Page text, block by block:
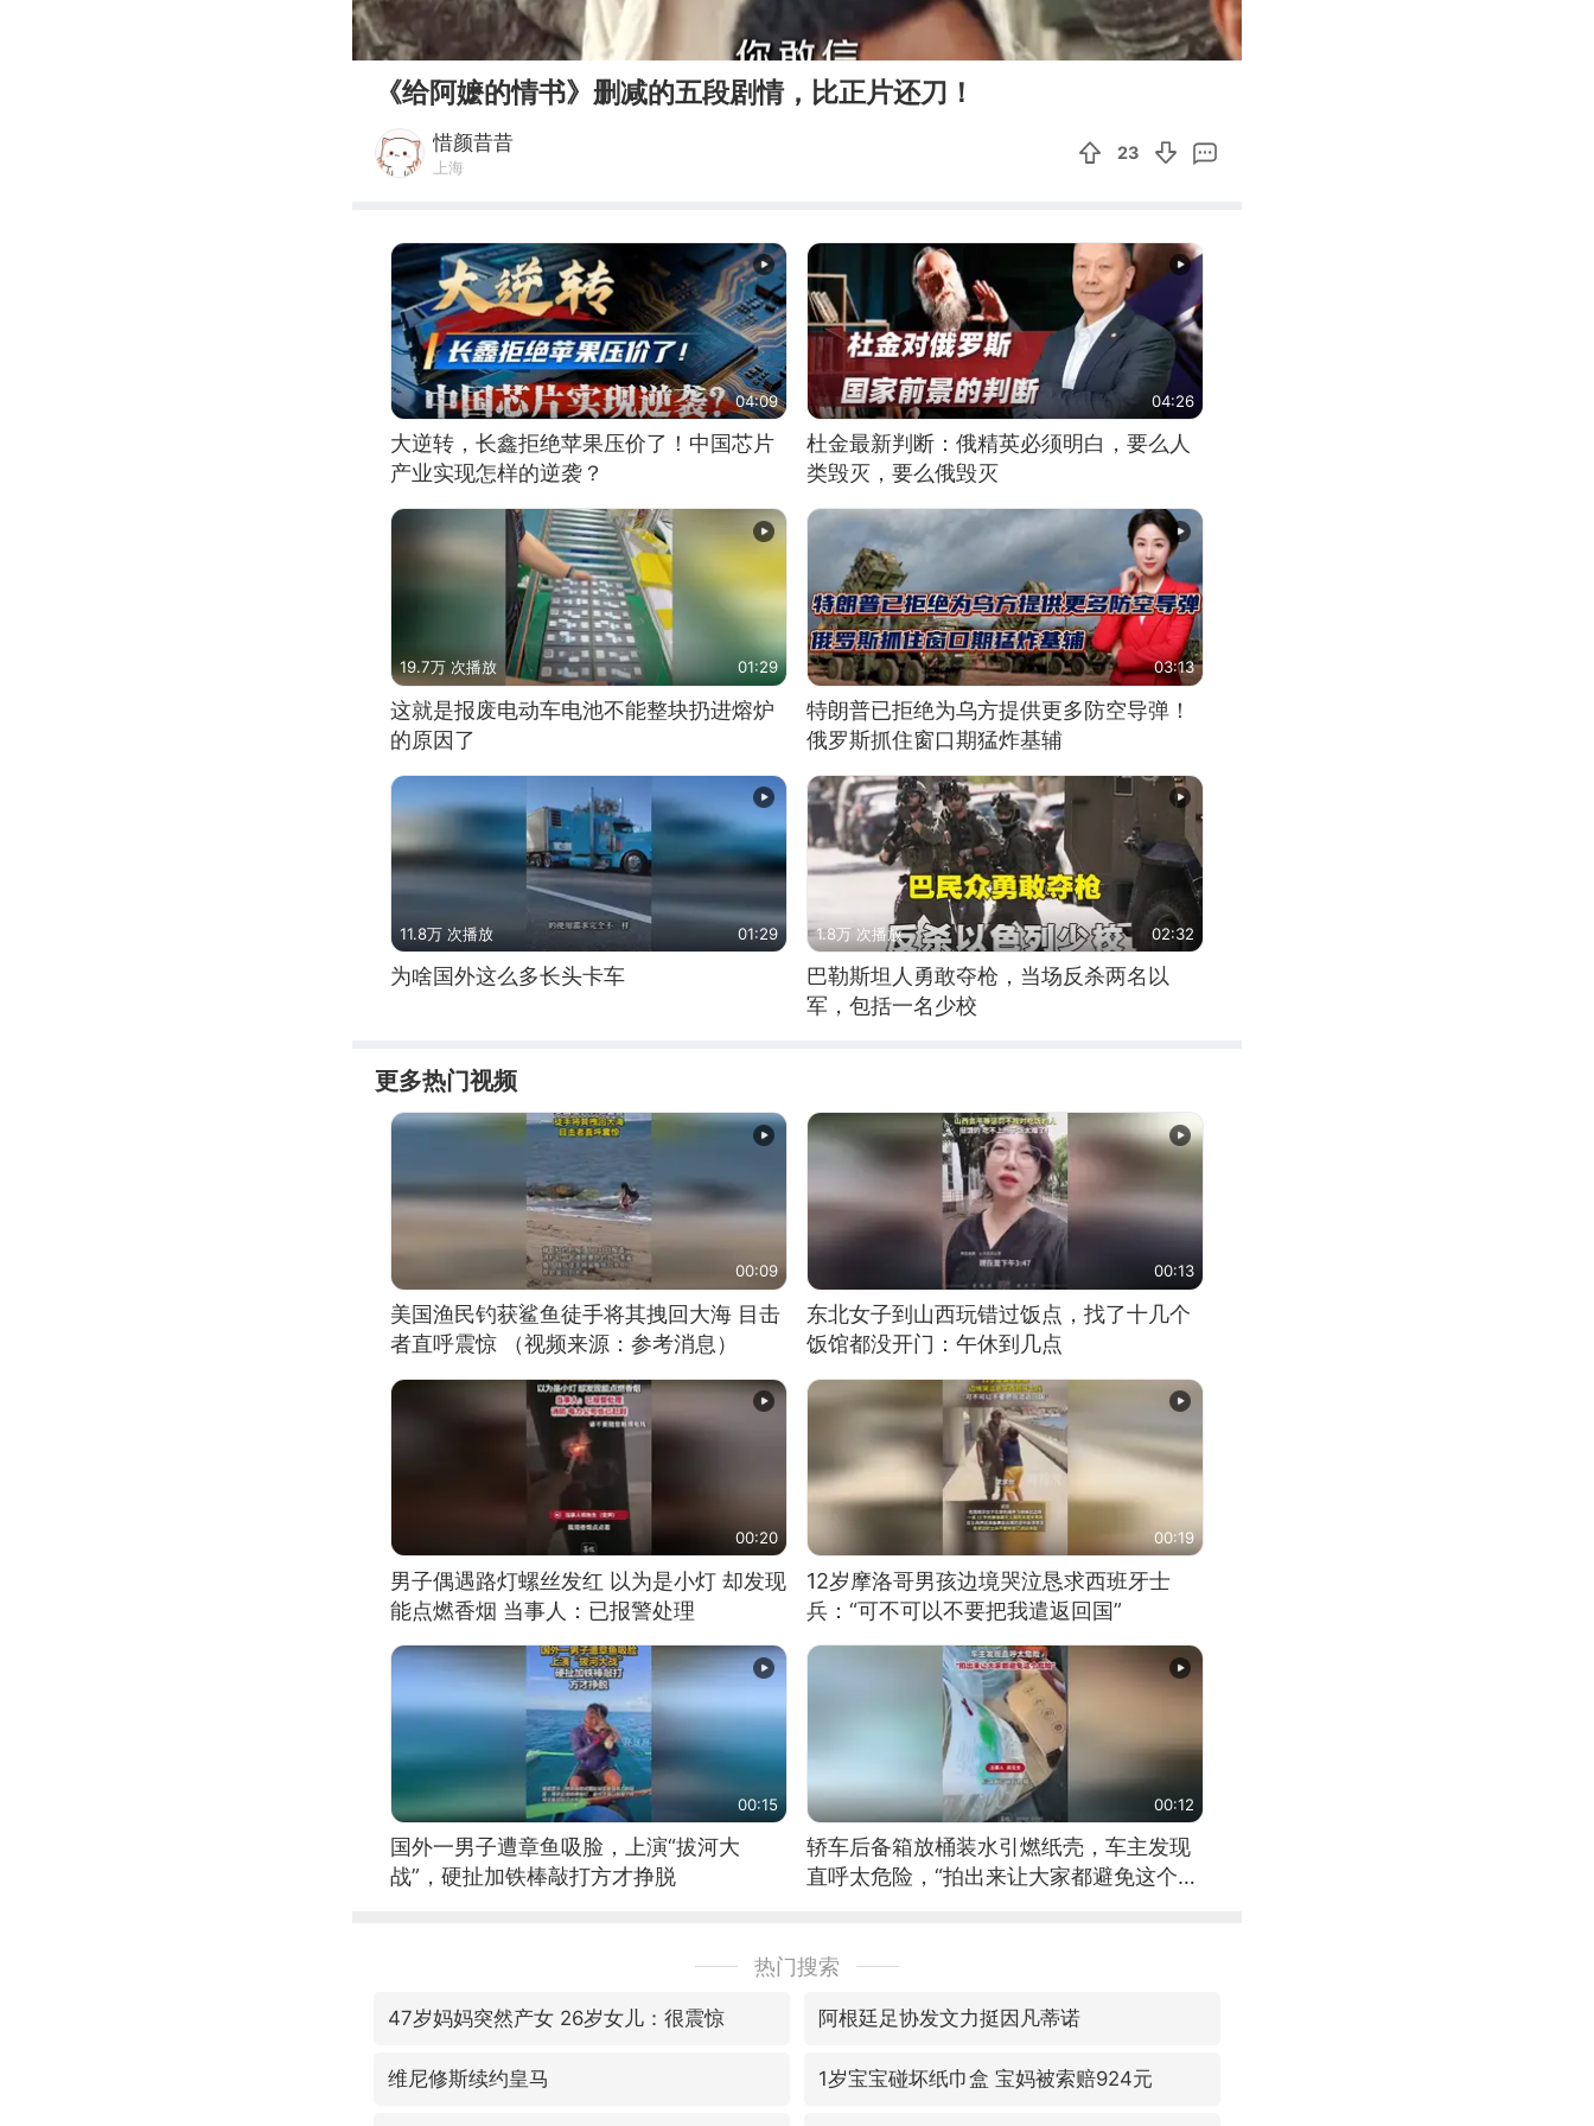
00:00 02:34
《给阿嬷的情书》删减的五段剧情，比正片还刀！
惜颜昔昔
上海
23
04:09
大逆转，长鑫拒绝苹果压价了！中国芯片
产业实现怎样的逆袭？
04:26
杜金最新判断：俄精英必须明白，要么人
类毁灭，要么俄毁灭
19.7万 次播放 01:29
这就是报废电动车电池不能整块扔进熔炉
的原因了
03:13
特朗普已拒绝为乌方提供更多防空导弹！
俄罗斯抓住窗口期猛炸基辅
11.8万 次播放 01:29
为啥国外这么多长头卡车
1.8万 次播放 02:32
巴勒斯坦人勇敢夺枪，当场反杀两名以
军，包括一名少校
更多热门视频
00:09
美国渔民钓获鲨鱼徒手将其拽回大海 目击
者直呼震惊 （视频来源：参考消息）
00:13
东北女子到山西玩错过饭点，找了十几个
饭馆都没开门：午休到几点
00:20
男子偶遇路灯螺丝发红 以为是小灯 却发现
能点燃香烟 当事人：已报警处理
00:19
12岁摩洛哥男孩边境哭泣恳求西班牙士
兵：“可不可以不要把我遣返回国”
00:15
国外一男子遭章鱼吸脸，上演“拔河大
战”，硬扯加铁棒敲打方才挣脱
00:12
轿车后备箱放桶装水引燃纸壳，车主发现
直呼太危险，“拍出来让大家都避免这个危
热门搜索
47岁妈妈突然产女 26岁女儿：很震惊 阿根廷足协发文力挺因凡蒂诺
维尼修斯续约皇马 1岁宝宝碰坏纸巾盒 宝妈被索赔924元